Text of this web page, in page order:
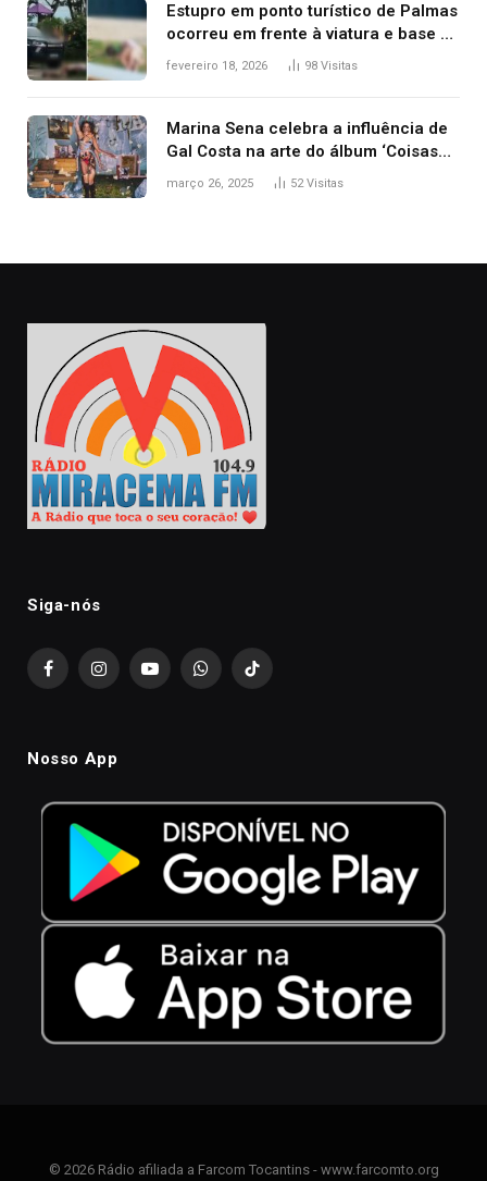
Estupro em ponto turístico de Palmas
ocorreu em frente à viatura e base de
segurança; polícia investiga
fevereiro 18, 2026 98 Visitas
Marina Sena celebra a influência de
Gal Costa na arte do álbum ‘Coisas
naturais’
março 26, 2025 52Visitas
Siga-nós
FacebookInstagramYouTubeWhatsAppTikTok
Nosso App
© 2026 Rádio afiliada a Farcom Tocantins - www.farcomto.org